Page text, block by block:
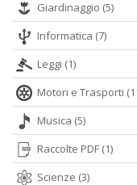
Giardinaggio (5)
Informatica (7)
Leggi (1)
Motori e Trasporti
Musica (5)
Raccolte PDF (1)
Scienze (3)